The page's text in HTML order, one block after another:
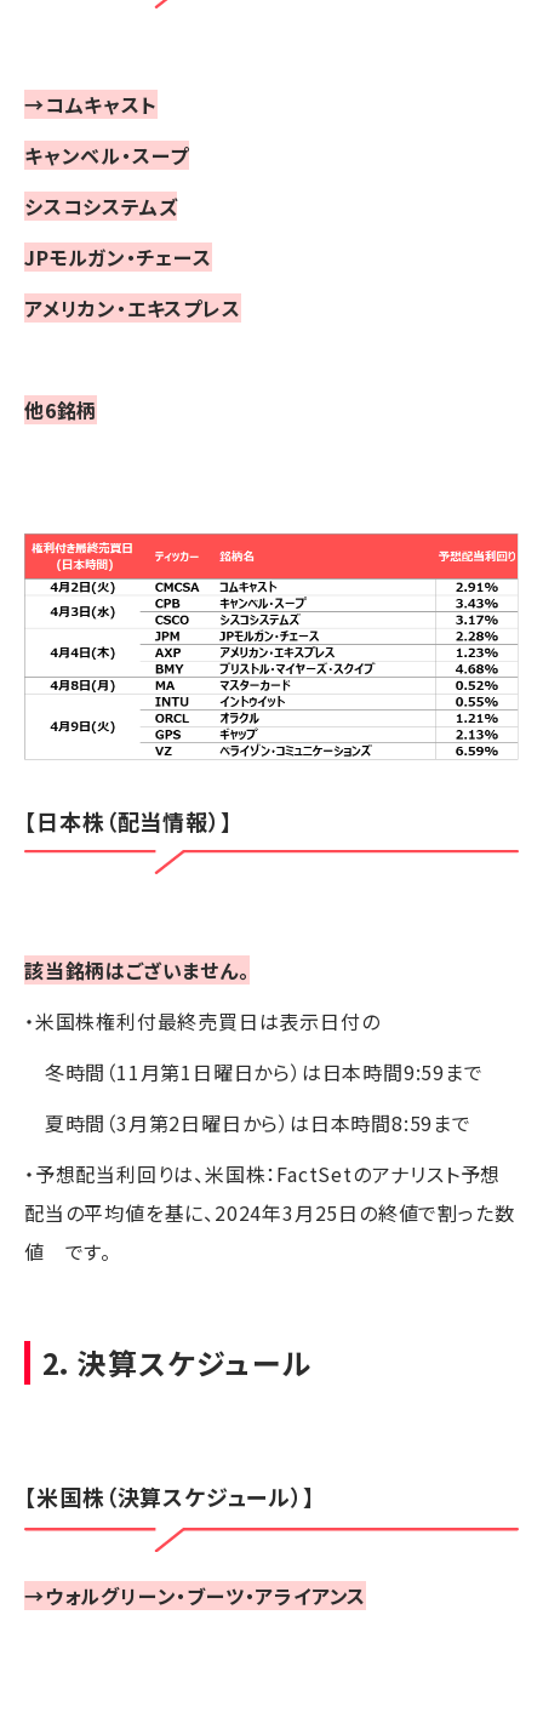
→コムキャスト
キャンベル・スープ
シスコシステムズ
JPモルガン・チェース
アメリカン・エキスプレス
他6銘柄
【日本株（配当情報）】
該当銘柄はございません。
・米国株権利付最終売買日は表示日付の
冬時間（11月第1日曜日から）は日本時間9:59まで
夏時間（3月第2日曜日から）は日本時間8:59まで
・予想配当利回りは、米国株：FactSetのアナリスト予想
配当の平均値を基に、2024年3月25日の終値で割った数
値 です。
2．決算スケジュール
【米国株（決算スケジュール）】
→ウォルグリーン・ブーツ・アライアンス